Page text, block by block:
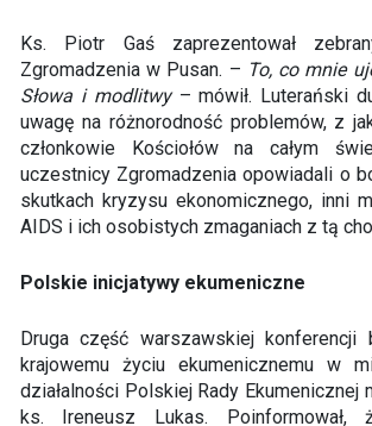
Ks. Piotr Gaś zaprezentował
Zgromadzenia w Pusan. – To, co mnie
Słowa i modlitwy– mówił. Luterański
uwagę na różnorodność problemów, z
członkowie Kościołów na całym
uczestnicy Zgromadzenia opowiadali o
skutkach kryzysu ekonomicznego, inni
AIDS i ich osobistych zmaganiach z tą
Polskie inicjatywy ekumeniczne
Druga część warszawskiej konferencji
krajowemu życiu ekumenicznemu w
działalności Polskiej Rady Ekumenicznej
ks. Ireneusz Lukas.